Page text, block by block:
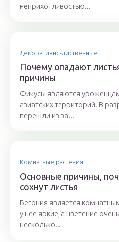
неприхотливостью...
Декоративно-лиственные
Почему опадают
причины
Фикусы являются
азиатских территорий. В
перешли из-за...
Комнатные растения
Основные причины,
сохнут листья
Бегония является
у нее яркие, а цветение
несколько...